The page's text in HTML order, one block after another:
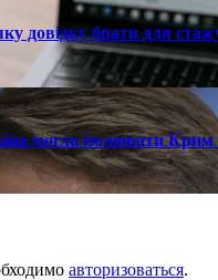
брати для
могла ізолювати
авторизоваться.